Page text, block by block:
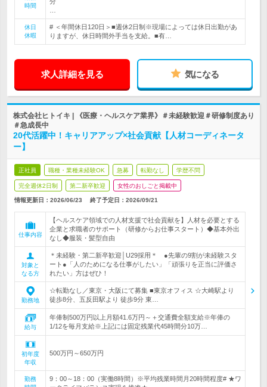
時間
休日
休暇
# ＜年間休日120日＞■週休2日制※現場によっては休日出勤があ
りますが、休日時間外手当を支給。■有…
求人詳細を見る 気になる
株式会社ヒトイキ | 《医療・ヘルスケア業界》＃未経験歓迎＃研修制度あり
＃急成長中
20代活躍中！キャリアアップ×社会貢献【人材コーディネータ
ー】
正社員 職種・業種未経験OK 急募 転勤なし 学歴不問
完全週休2日制 第二新卒歓迎 女性のおしごと掲載中
情報更新日：2026/06/23 終了予定日： 2026/09/21
仕事内容
【ヘルスケア領域での人材支援で社会貢献を】人材を必要とする
企業と求職者のサポート（研修からお仕事スタート）◆基本外出
なし◆服装・髪型自由
対象と
なる方
＊未経験・第二新卒歓迎│U29採用＊ ●先輩の9割が未経験スタ
ート●「人のためになる仕事がしたい」「頑張りを正当に評価さ
れたい」方はぜひ！
勤務地
☆転勤なし／東京・大阪にて募集 ■東京オフィス ☆大崎駅より
徒歩8分、五反田駅より 徒歩9分 東…
給与
年俸制500万円以上月額41.6万円～＋交通費全額支給※年俸の
1/12を毎月支給※上記には固定残業代45時間分10万…
初年度
年収
500万円～650万円
勤務
9：00～18：00（実働8時間）※平均残業時間月20時間程度# ★ワ